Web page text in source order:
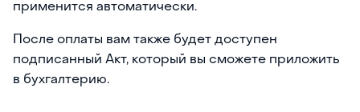
применится автоматически.
После оплаты вам также будет доступен
подписанный Акт, который вы сможете приложить
в бухгалтерию.